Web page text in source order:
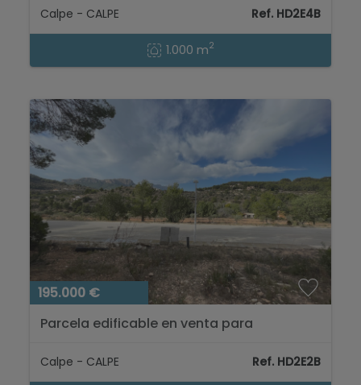
Calpe, Costa Blanca...
Calpe - CALPE Ref. HD2E4B
1.000 m2
195.000 €
Parcela edificable en venta para
Calpe, Costa Blanca...
Calpe - CALPE Ref. HD2E2B